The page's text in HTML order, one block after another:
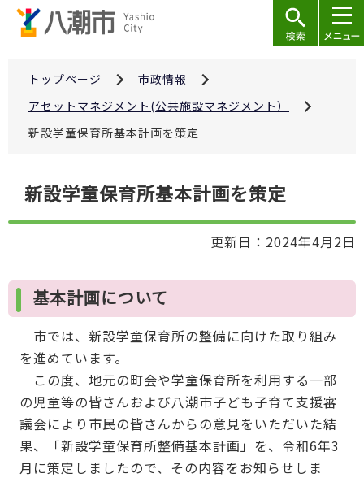
トップページ
市政情報
アセットマネジメント(公共施設マネジメント）
新設学童保育所基本計画を策定
こ
ら
新設学童保育所基本計画を策定
更新日：2024年4月2日
基本計画について
市では、新設学童保育所の整備に向けた取り組み
を進めています。
この度、地元の町会や学童保育所を利用する一部
の児童等の皆さんおよび八潮市子ども子育て支援審
議会により市民の皆さんからの意見をいただいた結
果、「新設学童保育所整備基本計画」を、令和6年3
月に策定しましたので、その内容をお知らせしま